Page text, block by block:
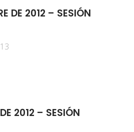
DE 2012 – SESIÓN
2012 – SESIÓN